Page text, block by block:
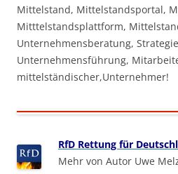
Mittelstand, Mittelstandsportal,
Mitttelstandsplattform,
Unternehmensberatung,
Unternehmensführung,
mittelständischer,Unternehmer!
RfD Rettung für
Mehr von Autor Uwe